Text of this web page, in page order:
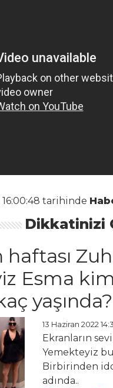
tarihinde
Dikkatinizi
haftası
Esma
yaşında?
13 Haziran 2022
Ekranların
Yemekteyiz
Birbirinden
adında..